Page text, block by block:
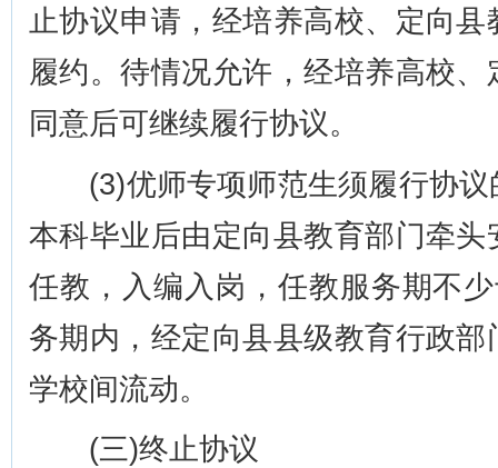
止协议申请，经培养高校、定向
履约。待情况允许，经培养高校
同意后可继续履行协议。
(3)优师专项师范生须履行协议
本科毕业后由定向县教育部门牵
任教，入编入岗，任教服务期不
务期内，经定向县县级教育行政
学校间流动。
(三)终止协议